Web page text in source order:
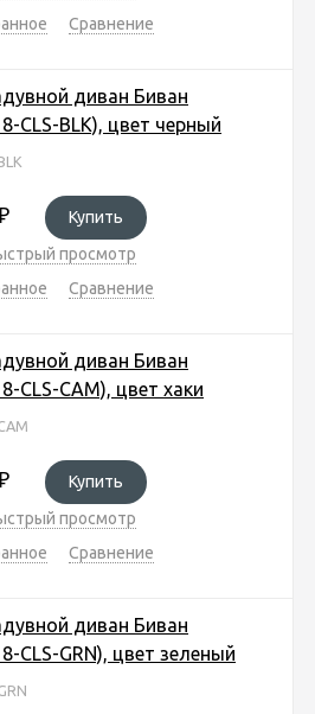
Сравнение
диван Биван
CLS-BLK), цвет черный
Купить
просмотр
Сравнение
диван Биван
CLS-CAM), цвет хаки
Купить
просмотр
Сравнение
диван Биван
CLS-GRN), цвет зеленый